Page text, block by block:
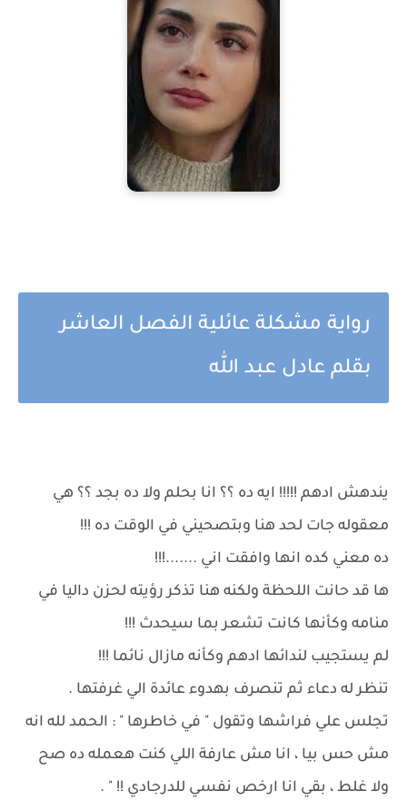
رواية مشكلة عائلية الفصل العاشر
بقلم عادل عبد الله
يندهش ادهم !!!!! ايه ده ؟؟ انا بحلم ولا ده بجد ؟؟ هي
معقوله جات لحد هنا وبتصحيني في الوقت ده !!!
ده معني كده انها وافقت اني .......!!!
ها قد حانت اللحظة ولكنه هنا تذكر رؤيته لحزن داليا في
منامه وكأنها كانت تشعر بما سيحدث !!!
لم يستجيب لندائها ادهم وكأنه مازال نائما !!!
تنظر له دعاء ثم تنصرف بهدوء عائدة الي غرفتها .
تجلس علي فراشها وتقول " في خاطرها " : الحمد لله انه
مش حس بيا ، انا مش عارفة اللي كنت هعمله ده صح
ولا غلط ، بقي انا ارخص نفسي للدرجادي !! " .